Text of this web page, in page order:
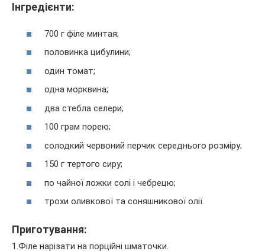
Інгредієнти:
700 г філе минтая;
половинка цибулини;
один томат;
одна морквина;
два стебла селери;
100 грам порею;
солодкий червоний перчик середнього розміру;
150 г тертого сиру;
по чайної ложки солі і чебрецю;
трохи оливкової та соняшникової олії.
Приготування:
1.Філе нарізати на порційні шматочки.